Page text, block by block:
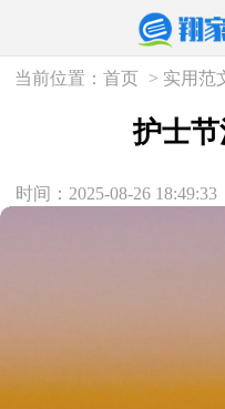
当前位置：首页 > 实用范
护士
时间：2025-08-26 18:49:33